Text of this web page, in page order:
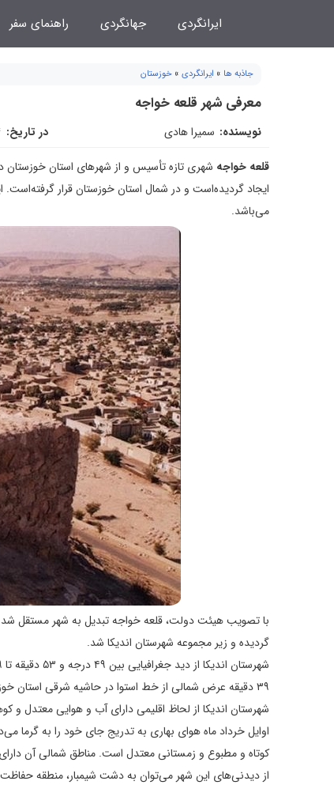
ایرانگردی جهانگردی راهنمای سفر
جاذبه ها » ایرانگردی » خوزستان
معرفی شهر قلعه خواجه
نویسنده: سمیرا هادی در تاریخ:
قلعه خواجه
ایجاد گردیده‌است و در شمال استان خوزستان قرار
می‌باشد.
با تصویب هیئت دولت، قلعه خواجه تبدیل به شهر مستقل شد
گردیده و زیر مجموعه شهرستان اندیکا شد.
۳۹ دقیقه عرض شمالی از خط استوا در حاشیه شرقی استان خوزستان واقع گردیده است و بلندای آن از روی دریا بین ۷۰۰ الی ۸۰۰ متر می‌باشد.
شهرستان اندیکا از لحاظ اقلیمی دارای آب و هوایی معتدل و
اوایل خرداد ماه هوای بهاری به تدریج جای خود را به گرما
کوتاه و مطبوع و زمستانی معتدل است. مناطق شمالی آن
از دیدنی‌های این شهر می‌توان به دشت شیمبار، منطقه